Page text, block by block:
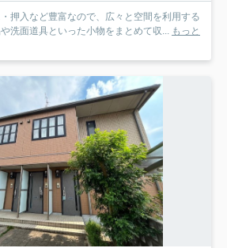
押入など豊富なので、広々と空間を利用する
洗面道具といった小物をまとめて収... もっと